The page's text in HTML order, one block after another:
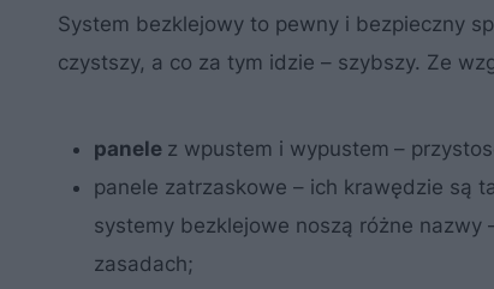
System bezklejowy to pewny i bezpieczny
czystszy, a co za tym idzie – szybszy. Ze
panele z wpustem i wypustem –
panele zatrzaskowe – ich krawędzie są
systemy bezklejowe noszą różne nazwy
zasadach;